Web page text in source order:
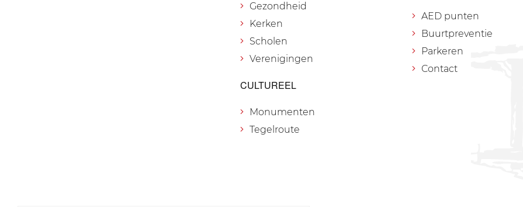
Gezondheid
Kerken
Scholen
Verenigingen
CULTUREEL
Monumenten
Tegelroute
AED punten
Buurtpreventie
Parkeren
Contact